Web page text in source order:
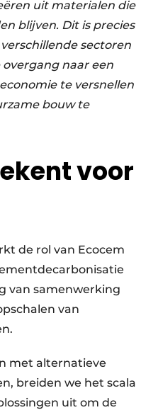
uit materialen die
blijven. Dit is precies
sectoren
naar een
te versnellen
bouw te
voor
de rol van Ecocem
van samenwerking
van
met alternatieve
breiden we het scala
uit om de